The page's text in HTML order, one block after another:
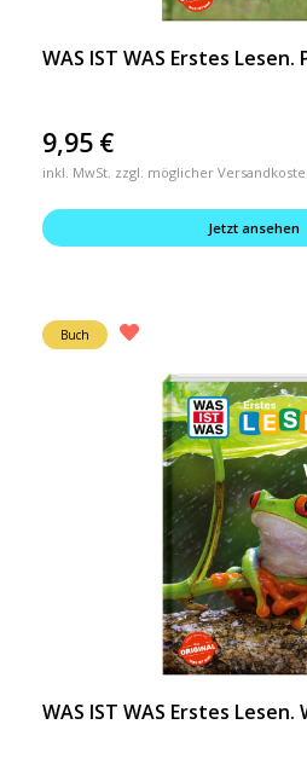
WAS IST WAS Erstes
9,95 €
inkl. MwSt. zzgl. möglicher
Jetzt ansehen
Buch
WAS IST WAS Erstes